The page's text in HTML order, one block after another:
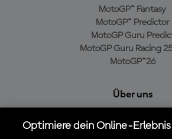
MotoGP™ Fantasy
MotoGP™ Predictor
MotoGP Guru
MotoGP Guru Racing
MotoGP™26
Über uns
Cookie-Richtlinien
Optimiere dein Online-Erlebnis